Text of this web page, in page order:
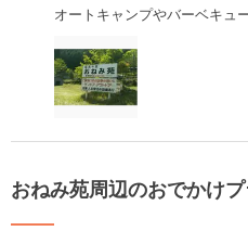
オートキャンプやバーベキュ
おねみ苑周辺のおでかけ